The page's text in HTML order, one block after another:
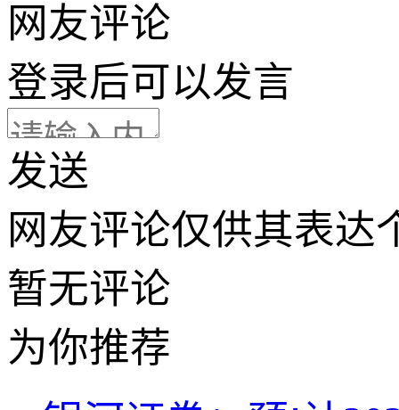
网友评论
登录后可以发言
发送
网友评论仅供其表达
暂无评论
为你推荐